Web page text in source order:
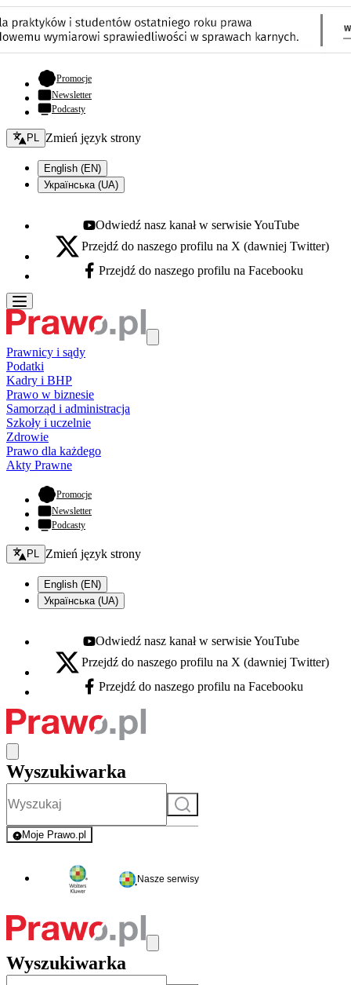
Promocje- otwiera się w nowej karcie
Newsletter
Podcasty
Zmień język - bieżący:
PL Zmień język strony
English (EN)
Українська (UA)
Youtube - otwiera się w nowej karcie
Odwiedź nasz kanał w serwisie YouTube
X - otwiera się w nowej karcie
Przejdź do naszego profilu na X (dawniej Twitter)
Facebook - otwiera się w nowej karcie
Przejdź do naszego profilu na Facebooku
Prawnicy i sądy
Podatki
Kadry i BHP
Prawo w biznesie
Samorząd i administracja
Szkoły i uczelnie
Zdrowie
Prawo dla każdego
Akty Prawne
Promocje- otwiera się w nowej karcie
Newsletter
Podcasty
Zmień język - bieżący:
PL Zmień język strony
English (EN)
Українська (UA)
Youtube - otwiera się w nowej karcie
Odwiedź nasz kanał w serwisie YouTube
X - otwiera się w nowej karcie
Przejdź do naszego profilu na X (dawniej Twitter)
Facebook - otwiera się w nowej karcie
Przejdź do naszego profilu na Facebooku
Wyszukiwarka
Szukaj
Moje Prawo.pl
- rejestracja i logowanie do serwisu
Nasze serwisy
Wyszukiwarka